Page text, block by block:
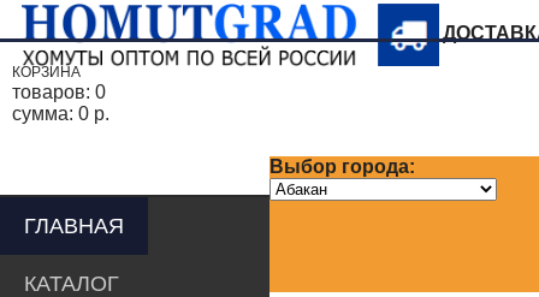
Выбор города:
КОРЗИНА
товаров: 0
сумма: 0 р.
ГЛАВНАЯ
КАТАЛОГ